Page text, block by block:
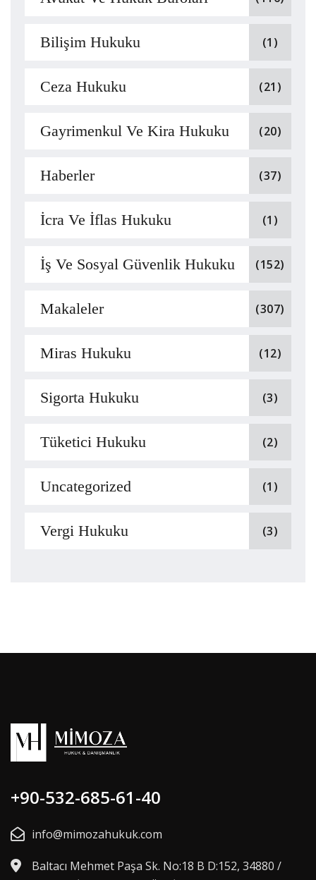
Bilişim Hukuku (1)
Ceza Hukuku (21)
Gayrimenkul Ve Kira Hukuku (20)
Haberler (37)
İcra Ve İflas Hukuku (1)
İş Ve Sosyal Güvenlik Hukuku (152)
Makaleler (307)
Miras Hukuku (12)
Sigorta Hukuku (3)
Tüketici Hukuku (2)
Uncategorized (1)
Vergi Hukuku (3)
+90-532-685-61-40
info@mimozahukuk.com
Baltacı Mehmet Paşa Sk. No:18 B D:152, 34880 /